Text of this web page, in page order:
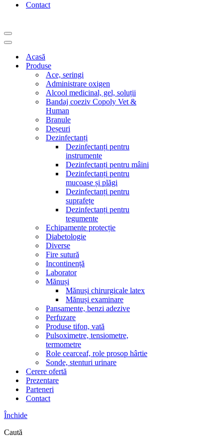
Contact
Meniu
de
Meniu
navigareAcasă
Produse
Ace, seringi
Administrare oxigen
Alcool medicinal, gel, soluții
Bandaj coeziv Copoly Vet &
Human
Branule
Deșeuri
Dezinfectanți
Dezinfectanți pentru
instrumente
Dezinfectanți pentru mâini
Dezinfectanți pentru
mucoase și plăgi
Dezinfectanți pentru
suprafețe
Dezinfectanți pentru
tegumente
Echipamente protecție
Diabetologie
Diverse
Fire sutură
Incontinență
Laborator
Mănuși
Mănuși chirurgicale latex
Mănuși examinare
Pansamente, benzi adezive
Perfuzare
Produse tifon, vată
Pulsoximetre, tensiometre,
termometre
Role cearceaf, role prosop hârtie
Sonde, stenturi urinare
Cerere ofertă
Prezentare
Parteneri
Contact
Închide
Caută